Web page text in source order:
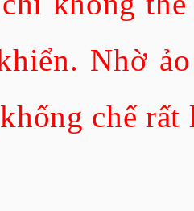
Nhờ
chế rất